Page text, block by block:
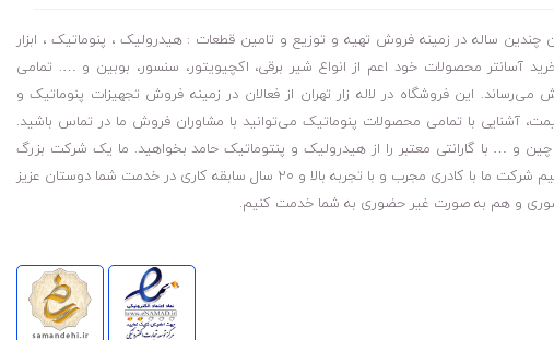
ساله در زمینه فروش تهیه و توزیع و تامین قطعات : هیدرولیک ، پنوماتیک ، ابزار
آسانتر محصولات خود اعم از انواع شیر برقی، اکچیویتور، سنسور، بوبین و …. تمامی
این فروشگاه در لاله زار تهران از فعالان در زمینه فروش تجهیزات پنوماتیک و
آشنایی با تمامی محصولات پنوماتیک می‌توانید با مشاوران فروش ما در تماس باشید.
و … با گارانتی معتبر را از هیدرولیک و پنتوماتیک حامد بخواهید. ما یک شرکت بزرگ
پخش قطعات هیدرولیکی و پنوماتیک و ابزار دقیق هستیم شرکت ما با کادری مجرب و با تجربه بالا و ۲۰ سال سابقه کاری در خدمت شما دوستان عزیز
و هم به صورت غیر حضوری به شما خدمت کنیم.